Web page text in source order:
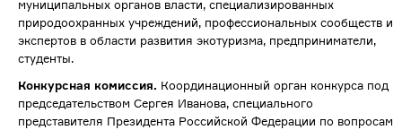
муниципальных органов власти, специализированных
природоохранных учреждений, профессиональных сообществ и
экспертов в области развития экотуризма, предприниматели,
студенты.
Конкурсная комиссия. Координационный орган конкурса под
председательством Сергея Иванова, специального
представителя Президента Российской Федерации по вопросам